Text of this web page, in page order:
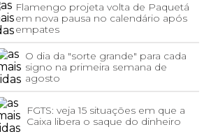
Flamengo projeta volta de Paquetá
em nova pausa no calendário após
empates
O dia da "sorte grande" para cada
signo na primeira semana de
agosto
FGTS: veja 15 situações em que a
Caixa libera o saque do dinheiro